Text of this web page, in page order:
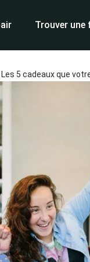
Trouver une
Les 5 cadeaux que